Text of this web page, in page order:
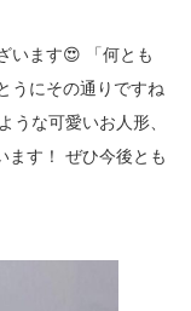
います😍 「何とも
うにその通りですね
うな可愛いお人形、
ます！ ぜひ今後とも